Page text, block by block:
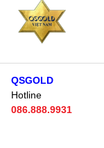
QSGOLD
Hotline
086.888.9931